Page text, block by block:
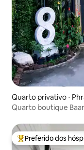
Quarto privativo ⋅
strict
Quarto boutique
Entre os melhores
Preferido dos